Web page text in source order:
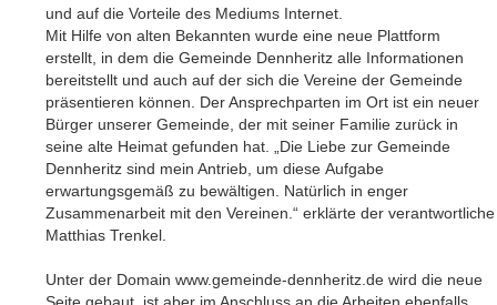
und auf die Vorteile des Mediums Internet.
Mit Hilfe von alten Bekannten wurde eine neue Plattform
erstellt, in dem die Gemeinde Dennheritz alle Informationen
bereitstellt und auch auf der sich die Vereine der Gemeinde
präsentieren können. Der Ansprechparten im Ort ist ein neuer
Bürger unserer Gemeinde, der mit seiner Familie zurück in
seine alte Heimat gefunden hat. „Die Liebe zur Gemeinde
Dennheritz sind mein Antrieb, um diese Aufgabe
erwartungsgemäß zu bewältigen. Natürlich in enger
Zusammenarbeit mit den Vereinen.“ erklärte der verantwortliche
Matthias Trenkel.
Unter der Domain www.gemeinde-dennheritz.de wird die neue